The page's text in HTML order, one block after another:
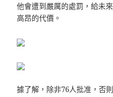
他會遭到嚴厲的處罰，給未
高昂的代價。
據了解，除非76人批准，否